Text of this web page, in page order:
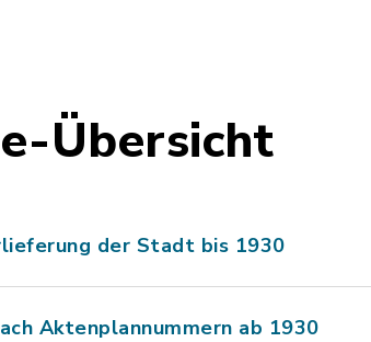
Übersicht
der Stadt bis 1930
Aktenplannummern ab 1930